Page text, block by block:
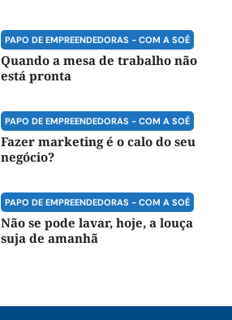
PAPO DE EMPREENDEDORAS - COM A SOÉ
Quando a mesa de trabalho não
está pronta
PAPO DE EMPREENDEDORAS - COM A SOÉ
Fazer marketing é o calo do seu
negócio?
PAPO DE EMPREENDEDORAS - COM A SOÉ
Não se pode lavar, hoje, a louça
suja de amanhã